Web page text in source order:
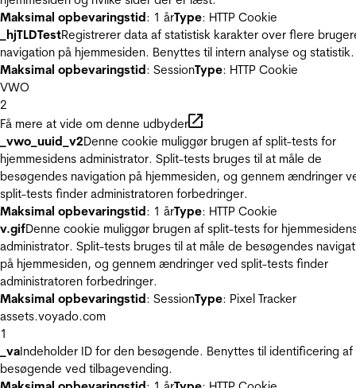
Maksimal opbevaringstid: 1 årType: HTTP Cookie
_hjTLDTestRegistrerer data af statistisk karakter over flere
navigation på hjemmesiden. Benyttes til intern analyse og statistik.
Maksimal opbevaringstid: SessionType: HTTP Cookie
VWO
2
Få mere at vide om denne udbyder
_vwo_uuid_v2Denne cookie muliggør brugen af split-tests for
hjemmesidens administrator. Split-tests bruges til at måle de
besøgendes navigation på hjemmesiden, og gennem ændringer
split-tests finder administratoren forbedringer.
Maksimal opbevaringstid: 1 årType: HTTP Cookie
v.gifDenne cookie muliggør brugen af split-tests for
administrator. Split-tests bruges til at måle de besøgendes
på hjemmesiden, og gennem ændringer ved split-tests finder
administratoren forbedringer.
Maksimal opbevaringstid: SessionType: Pixel Tracker
assets.voyado.com
1
_vaIndeholder ID for den besøgende. Benyttes til identificering af
besøgende ved tilbagevending.